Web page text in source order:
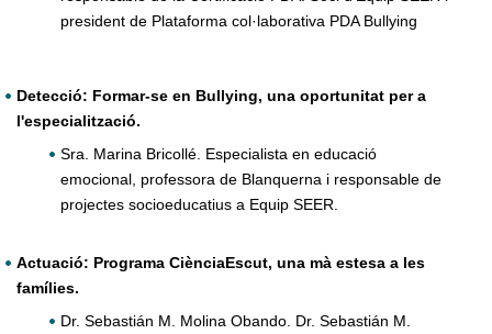
president de Plataforma col·laborativa PDA Bullying
Detecció: Formar-se en Bullying, una oportunitat per a
l'especialització.
Sra. Marina Bricollé. Especialista en educació
emocional, professora de Blanquerna i responsable de
projectes socioeducatius a Equip SEER.
Actuació: Programa CiènciaEscut, una mà estesa a les
famílies.
Dr. Sebastián M. Molina Obando. Dr. Sebastián M.